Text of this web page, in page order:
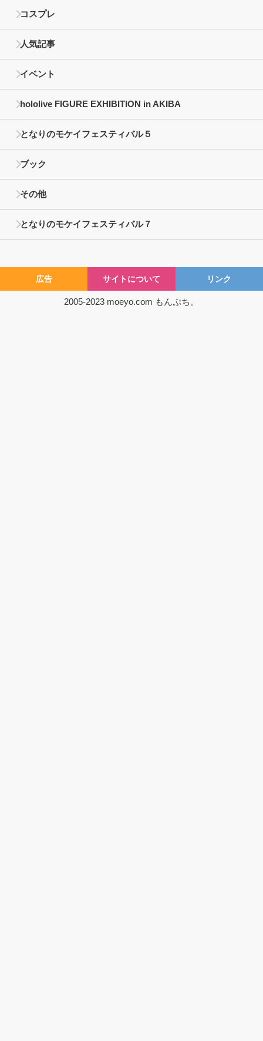
コスプレ
人気記事
イベント
hololive FIGURE EXHIBITION in AKIBA
となりのモケイフェスティバル５
ブック
その他
となりのモケイフェスティバル７
広告 サイトについて リンク
2005-2023 moeyo.com もんぷち。